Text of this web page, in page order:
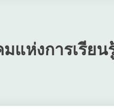
แห่งการเรียน